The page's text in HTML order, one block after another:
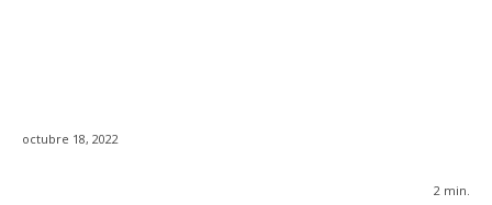
octubre 18, 2022
2 min.